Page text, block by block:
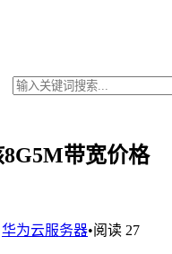
带宽价格
华为云服务器•阅读 27